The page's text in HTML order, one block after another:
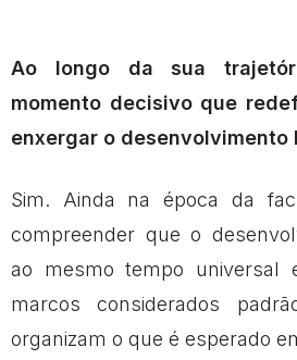
Ao longo da sua
momento decisivo que
enxergar o desenvolvimento
Sim. Ainda na época da
compreender que o
ao mesmo tempo universal
marcos considerados
organizam o que é esperado